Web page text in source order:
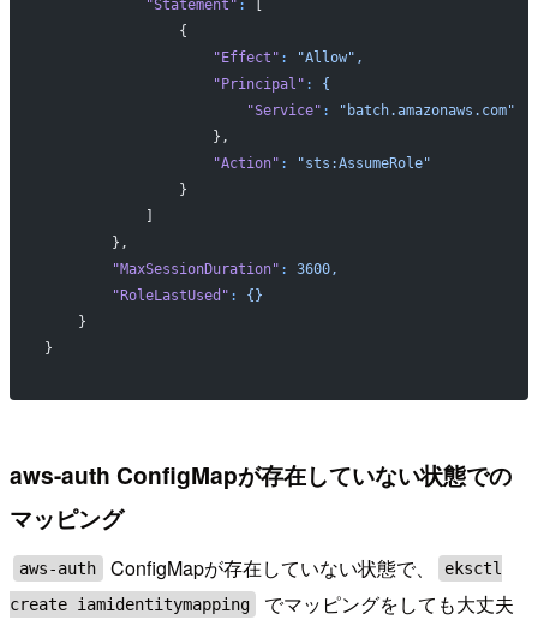
            "Statement"
:
                {
                    "Effect"
:
"Allow",
                    "Principal"
:
{
                        "Service"
:
"batch.amazonaws.com"
                    },
                    "Action"
:
"sts:AssumeRole"
                }
        },
        "MaxSessionDuration"
:
3600,
        "RoleLastUsed"
:
{}
    }
}
aws-auth ConfigMapが存在していない状態での
マッピング
aws-auth ConfigMapが存在していない状態で、
eksctl
create iamidentitymapping
でマッピングをしても大丈夫